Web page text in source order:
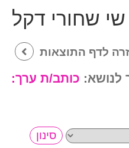
שי שחורי דקל
לדף התוצאות
כותב/ת ערך: